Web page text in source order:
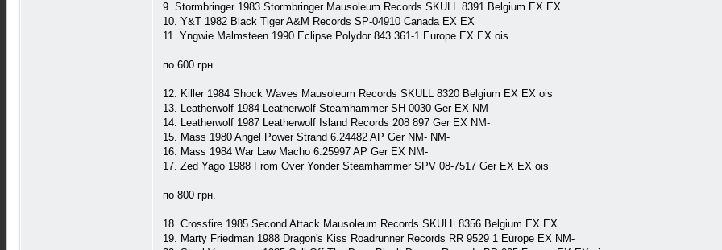
9. Stormbringer 1983 Stormbringer Mausoleum Records SKULL 8391 Belgium EX EX
10. Y&T 1982 Black Tiger A&M Records SP-04910 Canada EX EX
11. Yngwie Malmsteen 1990 Eclipse Polydor 843 361-1 Europe EX EX ois
по 600 грн.
12. Killer 1984 Shock Waves Mausoleum Records SKULL 8320 Belgium EX EX ois
13. Leatherwolf 1984 Leatherwolf Steamhammer SH 0030 Ger EX NM-
14. Leatherwolf 1987 Leatherwolf Island Records 208 897 Ger EX NM-
15. Mass 1980 Angel Power Strand 6.24482 AP Ger NM- NM-
16. Mass 1984 War Law Macho 6.25997 AP Ger EX NM-
17. Zed Yago 1988 From Over Yonder Steamhammer SPV 08-7517 Ger EX EX ois
по 800 грн.
18. Crossfire 1985 Second Attack Mausoleum Records SKULL 8356 Belgium EX EX
19. Marty Friedman 1988 Dragon's Kiss Roadrunner Records RR 9529 1 Europe EX NM-